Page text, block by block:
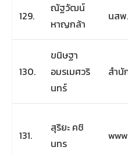
129.
ณัฐวัฒน์
หาญกล้า
นสพ
130.
ขนิษฐา
อมรเมศวริ
นทร์
สำนั
131.
สุริยะ คชิ
นทร